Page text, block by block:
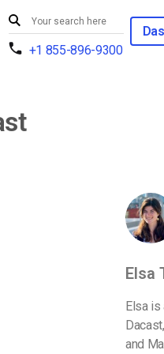
+1 855-896-9300
Elsa
Elsa is
and